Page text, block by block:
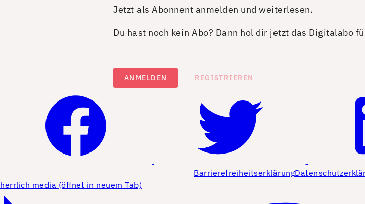
Jetzt als Abonnent anmelden und weiterlesen.
Du hast noch kein Abo? Dann hol dir jetzt das Digitalabo
ANMELDEN REGISTRIEREN
Barrierefreiheitserklärung
herrlich media (öffnet in neuem Tab)